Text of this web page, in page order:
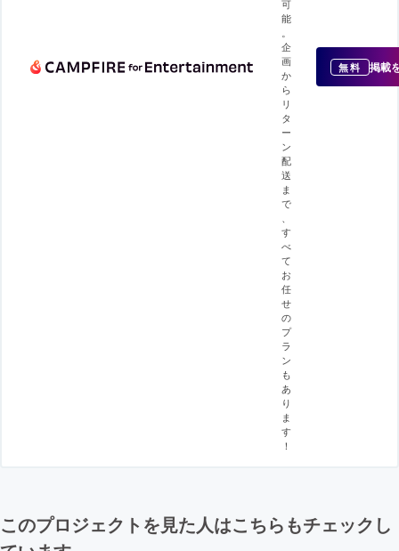
可
能
企
画
か
ら
リ
タ
ー
ン
配
送
ま
で
す
べ
て
お
任
せ
の
プ
ラ
ン
も
あ
り
ま
す
！
無料 掲載
このプロジェクトを見た人はこちらもチェックし